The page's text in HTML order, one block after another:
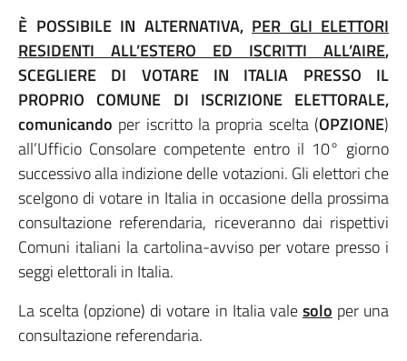
È POSSIBILE IN ALTERNATIVA, PER GLI ELETTORI
RESIDENTI ALL’ESTERO ED ISCRITTI ALL’AIRE,
SCEGLIERE DI VOTARE IN ITALIA PRESSO IL
PROPRIO COMUNE DI ISCRIZIONE ELETTORALE,
comunicando per iscritto la propria scelta (OPZIONE)
all’Ufficio Consolare competente entro il 10° giorno
successivo alla indizione delle votazioni. Gli elettori che
scelgono di votare in Italia in occasione della prossima
consultazione referendaria, riceveranno dai rispettivi
Comuni italiani la cartolina-avviso per votare presso i
seggi elettorali in Italia.
La scelta (opzione) di votare in Italia valesolo per una
consultazione referendaria.